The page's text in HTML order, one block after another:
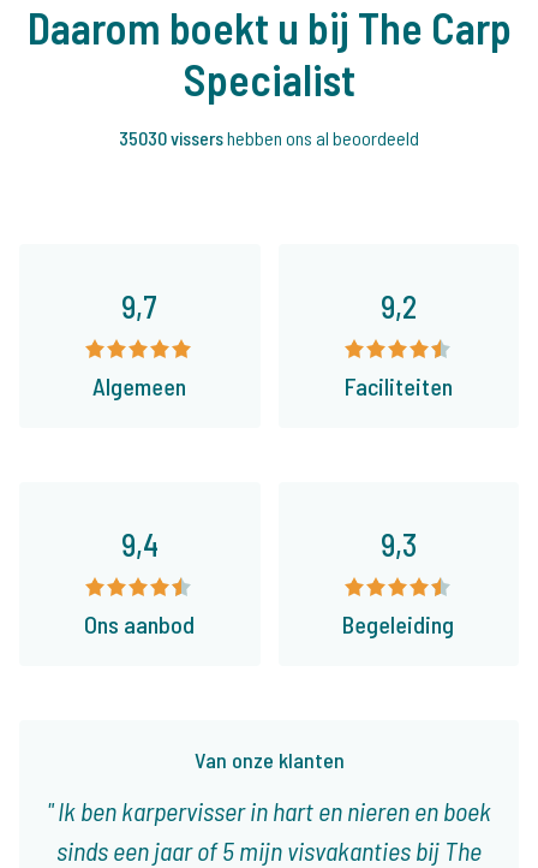
Daarom boekt u bij The Carp
Specialist
35030 vissershebben ons al beoordeeld
9,7
Algemeen
9,2
Faciliteiten
Van onze klanten
Ik ben karpervisser in hart en nieren en boek
sinds een jaar of 5 mijn visvakanties bij The
9,4
Ons aanbod
9,3
Begeleiding